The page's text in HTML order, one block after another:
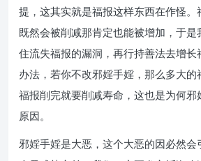
提，这其实就是福报这样东西在作怪。
既然会被削减那肯定也能被增加，于
住流失福报的漏洞，再行持善法去增长
办法，若你不改邪婬手婬，那么多大的
福报削完就要削减寿命，这也是为何邪
原因。
邪婬手婬是大恶，这个大恶的因必然